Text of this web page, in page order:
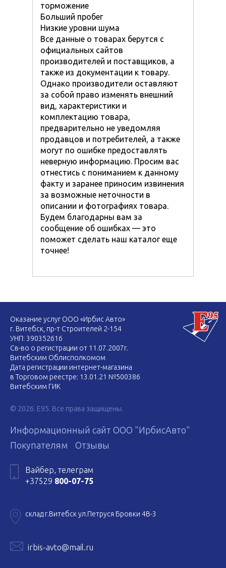
торможение
Больший пробег
Низкие уровни шума
Все данные о товарах берутся с
официальных сайтов
производителей и поставщиков, а
также из документации к товару.
Однако производители оставляют
за собой право изменять внешний
вид, характеристики и
комплектацию товара,
предварительно не уведомляя
продавцов и потребителей, а также
могут по ошибке предоставлять
неверную информацию. Просим вас
отнестись с пониманием к данному
факту и заранее приносим извинения
за возможные неточности в
описании и фотографиях товара.
Будем благодарны вам за
сообщение об ошибках — это
поможет сделать наш каталог еще
точнее!
Оказание услуг ООО «Ирбис Авто»
г. Витебск, пр-т Строителей 2-154
УНП: 390352616
Св-во о регистрации от 11.07.2007г.
Витебским Облисполкомом
Дата регистрации интернет-магазина
в Торговом реестре: 13.01.21 №500386
Витебским ГИК
© 2026. E95. Все права защищены.
Информационный сайт ООО "ИрбисАвто"
Покупателям
Отзывы
Вайбер, телеграм
+37529 800-07-75
склад г.Витебск ул.Петруся Бровки 4В-3
irbis-avto@mail.ru